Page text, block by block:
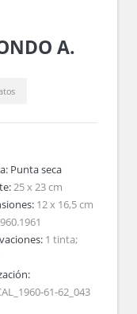
A.
Punta seca
25 x 23 cm
12 x 16,5 cm
1 tinta;
61-62_043